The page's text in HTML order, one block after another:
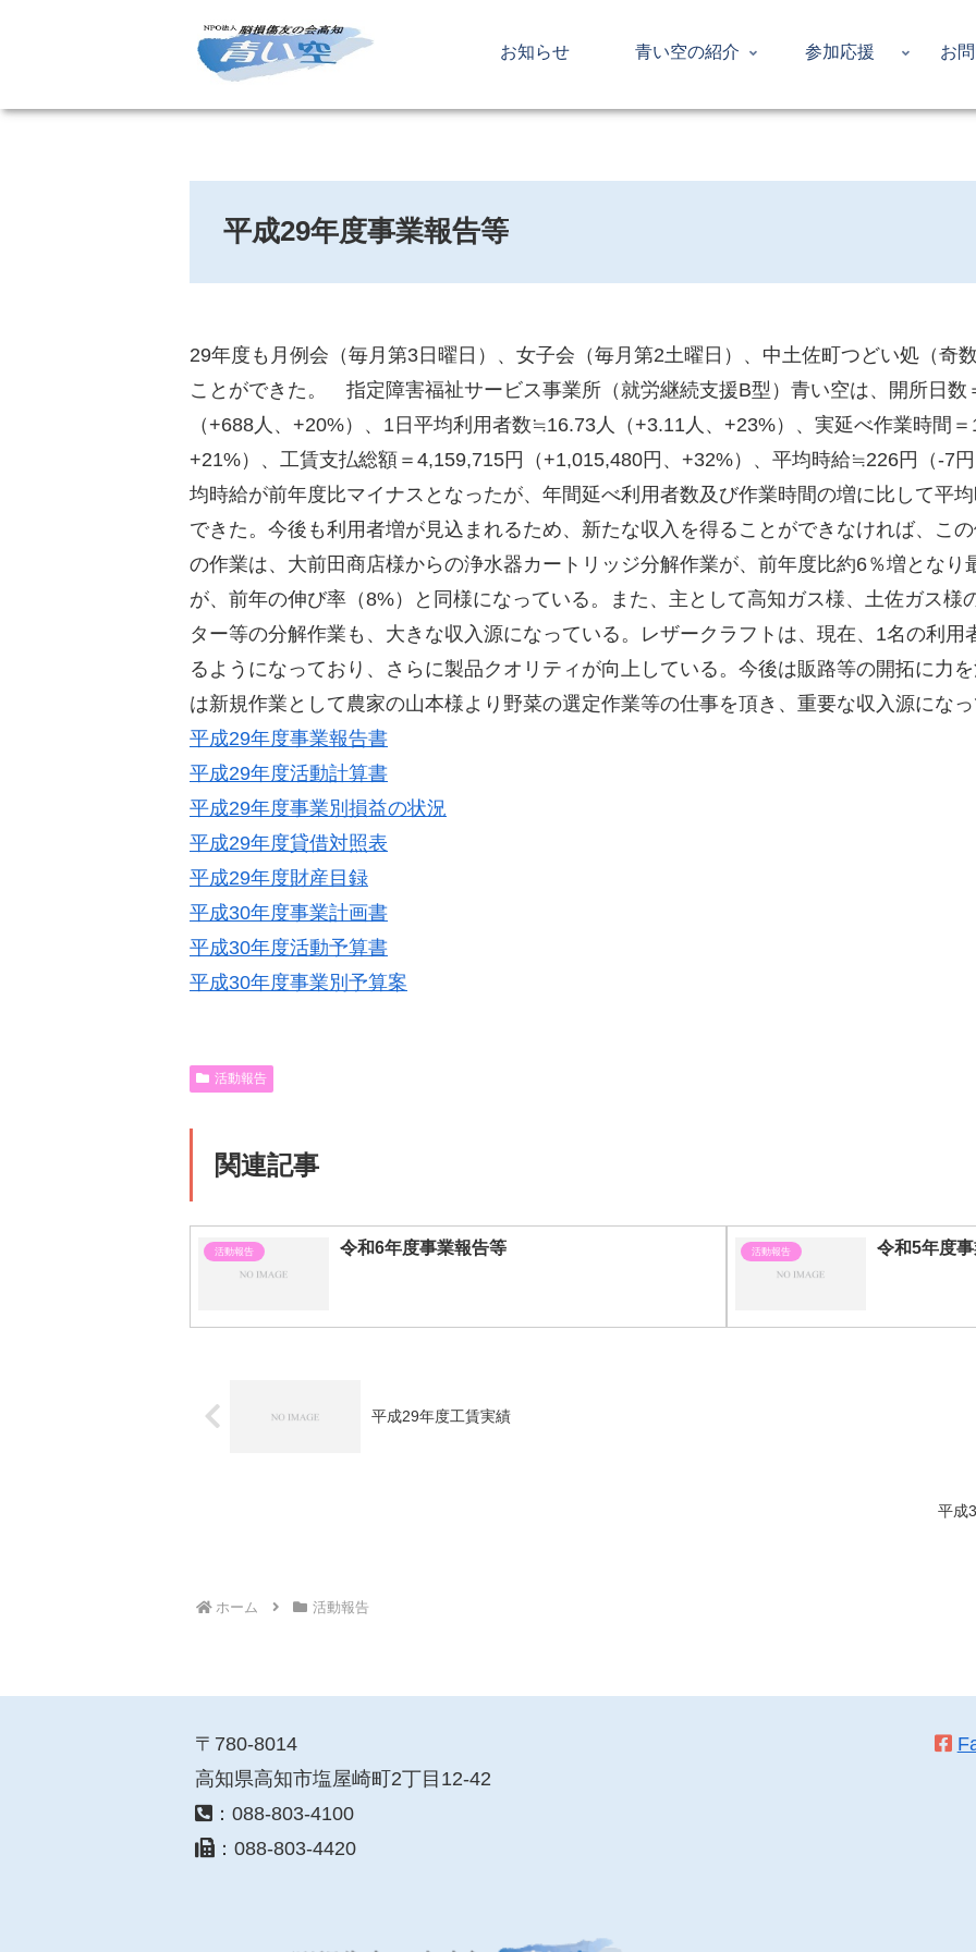
お知らせ 青い空の紹介 参加応援 お
平成29年度事業報告等
29年度も月例会（毎月第3日曜日）、女子会（毎月第2土曜日）、中土佐町つどい処（奇
ことができた。 指定障害福祉サービス事業所（就労継続支援B型）青い空は、開所日数
（+688人、+20%）、1日平均利用者数≒16.73人（+3.11人、+23%）、実延べ作業時間＝
+21%）、工賃支払総額＝4,159,715円（+1,015,480円、+32%）、平均時給≒226円（-7
均時給が前年度比マイナスとなったが、年間延べ利用者数及び作業時間の増に比して平
できた。今後も利用者増が見込まれるため、新たな収入を得ることができなければ、こ
の作業は、大前田商店様からの浄水器カートリッジ分解作業が、前年度比約6％増となり
が、前年の伸び率（8%）と同様になっている。また、主として高知ガス様、土佐ガス様
ター等の分解作業も、大きな収入源になっている。レザークラフトは、現在、1名の利用
るようになっており、さらに製品クオリティが向上している。今後は販路等の開拓に力
は新規作業として農家の山本様より野菜の選定作業等の仕事を頂き、重要な収入源になっ
平成29年度事業報告書
平成29年度活動計算書
平成29年度事業別損益の状況
平成29年度貸借対照表
平成29年度財産目録
平成30年度事業計画書
平成30年度活動予算書
平成30年度事業別予算案
活動報告
関連記事
活動報告 令和6年度事業報告等 活動報告 令和5年度
平成29年度工賃実績
平成
ホーム 活動報告
〒780-8014
高知県高知市塩屋崎町2丁目12-42
：088-803-4100
：088-803-4420